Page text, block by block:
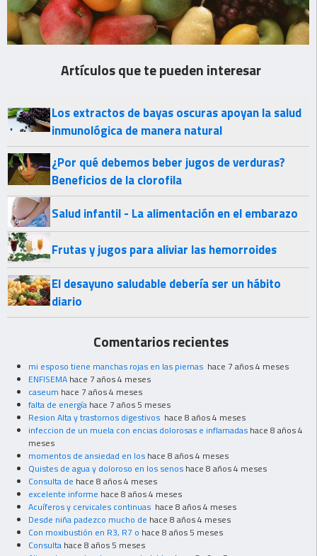
Artículos que te pueden interesar
Los extractos de bayas oscuras apoyan la salud
inmunológica de manera natural
¿Por qué debemos beber jugos de verduras?
Beneficios de la clorofila
Salud infantil - La alimentación en el embarazo
Frutas y jugos para aliviar las hemorroides
El desayuno saludable debería ser un hábito
diario
Comentarios recientes
mi esposo tiene manchas rojas en las piernas hace 7 años 4 meses
ENFISEMA hace 7 años 4 meses
caseum hace 7 años 4 meses
falta de energía hace 7 años 5 meses
Resion Alta y trastornos digestivos hace 8 años 4 meses
infeccion de un muela con encias dolorosas e inflamadas hace 8 años 4
meses
momentos de ansiedad en los hace 8 años 4 meses
Quistes de agua y doloroso en los senos hace 8 años 4 meses
Consulta de hace 8 años 4 meses
excelente informe hace 8 años 4 meses
Acuíferos y cervicales continuas hace 8 años 4 meses
Desde niña padezco mucho de hace 8 años 4 meses
Con moxibustión en R3, R7 o hace 8 años 5 meses
Consulta hace 8 años 5 meses